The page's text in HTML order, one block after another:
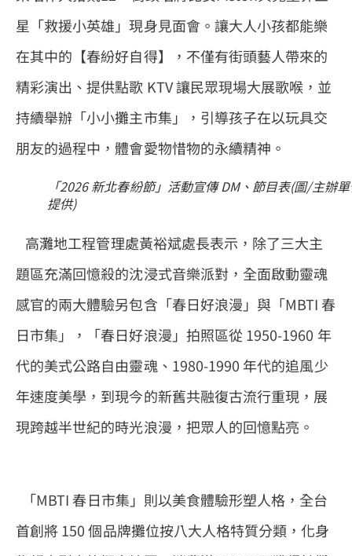
星「救援小英雄」現身見面會。讓大人小孩都能樂
在其中的【春紛好自得】，不僅有街頭藝人帶來的
精彩演出、提供點歌 KTV 讓民眾現場大展歌喉，並
持續舉辦「小小攤主市集」，引導孩子在以玩具交
朋友的過程中，體會愛物惜物的永續精神。
「2026 新北春紛節」活動宣傳 DM、節目表(圖/主辦
提供)
高灘地工程管理處黃裕斌處長表示，除了三大主
題區充滿回憶殺的沈浸式音樂派對，全面啟動靈魂
感官的兩大體驗另包含「春日好浪漫」與「MBTI 春
日市集」，「春日好浪漫」拍照區從 1950-1960 年
代的美式公路自由靈魂、1980-1990 年代的追風少
年速度美學，到現今的新舊共融復古流行重現，展
現跨越半世紀的時光浪漫，把眾人的回憶點亮。
「MBTI 春日市集」則以美食體驗形塑人格，全台
首創將 150 個品牌攤位按八大人格特質分類，化身